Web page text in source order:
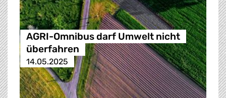
AGRI-Omnibus darf Umwelt nicht
überfahren
14.05.2025